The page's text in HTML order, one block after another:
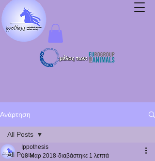
μέλος των:
Ανάρτηση
All Posts
All Posts
Ippothesis
18 Μαρ 2018 διαβάστηκε 1 λεπτά